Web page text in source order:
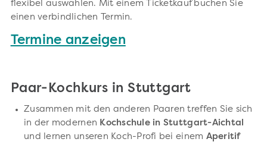
flexibel auswählen. Mit einem Ticketkauf buchen Sie
einen verbindlichen Termin.
Termine anzeigen
Paar-Kochkurs in Stuttgart
Zusammen mit den anderen Paaren treffen Sie sich
in der modernen Kochschule in Stuttgart-Aichtal
und lernen unseren Koch-Profi bei einem Aperitif